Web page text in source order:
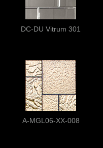
DC-DU Vitrum 301
A-MGL06-XX-008